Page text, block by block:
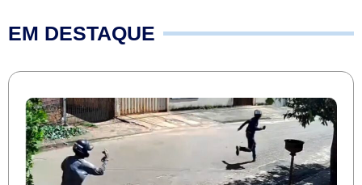
EM DESTAQUE